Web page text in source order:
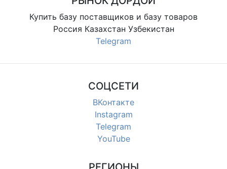
Купить базу поставщиков и базу товаров
Россия Казахстан Узбекистан
Telegram
СОЦСЕТИ
ВКонтакте
Instagram
Telegram
YouTube